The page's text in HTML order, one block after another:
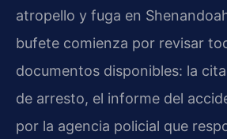
atropello y fuga en
bufete comienza por revisar
documentos disponibles: la
de arresto, el informe del
por la agencia policial que